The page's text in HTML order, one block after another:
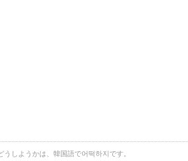
うしようかは、韓国語で어떡하지です。